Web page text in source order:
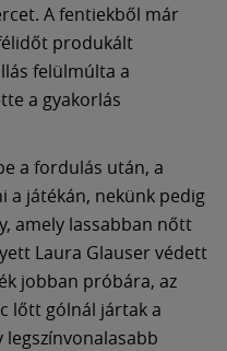
A fentiekből már
produkált
felülmúlta a
a gyakorlás
a fordulás után, a
játékán, nekünk pedig
amely lassabban nőtt
Laura Glauser védett
jobban próbára, az
lőtt gólnál jártak a
legszínvonalasabb